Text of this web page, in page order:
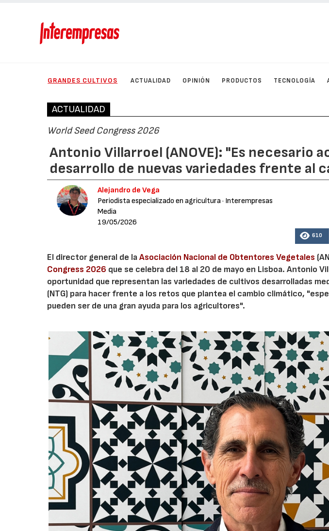
GRANDES CULTIVOS ACTUALIDAD OPINIÓN PRODUCTOS TECNOLOGÍA
ACTUALIDAD
World Seed Congress 2026
Antonio Villarroel (ANOVE): "Es necesario
desarrollo de nuevas variedades frente al
Alejandro de Vega
Periodista especializado en agricultura· Interempresas
Media
19/05/2026
610
El director general de laAsociación Nacional de Obtentores Vegetales
Congress 2026 que se celebra del 18 al 20 de mayo en Lisboa. Antonio
oportunidad que representan las variedades de cultivos desarrolladas
(NTG) para hacer frente a los retos que plantea el cambio climático,
pueden ser de una gran ayuda para los agricultores".